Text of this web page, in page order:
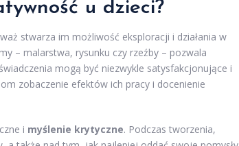
u dzieci?
stwarza im możliwość eksploracji i działania w
– malarstwa, rysunku czy rzeźby – pozwala
mogą być niezwykle satysfakcjonujące i
zobaczenie efektów ich pracy i docenienie
i myślenie krytyczne. Podczas tworzenia,